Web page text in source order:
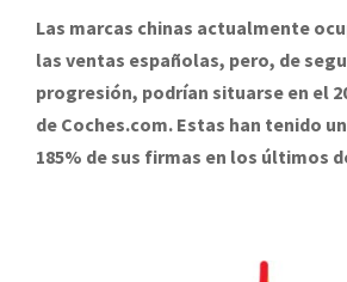
Las marcas chinas actualmente
las ventas españolas, pero, de
progresión, podrían situarse en el
de Coches.com. Estas han tenido
185% de sus firmas en los últimos